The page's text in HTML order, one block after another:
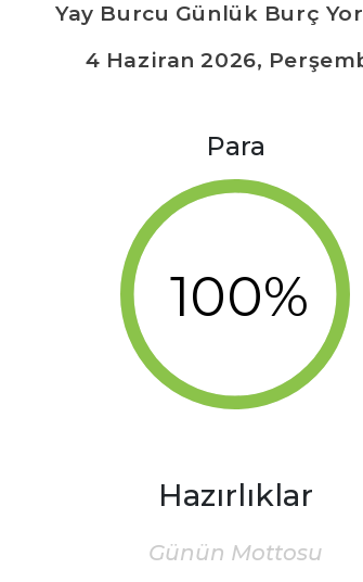
Yay Burcu Günlük Burç
4 Haziran 2026,
Para
100%
Hazırlıklar
Günün Mottosu